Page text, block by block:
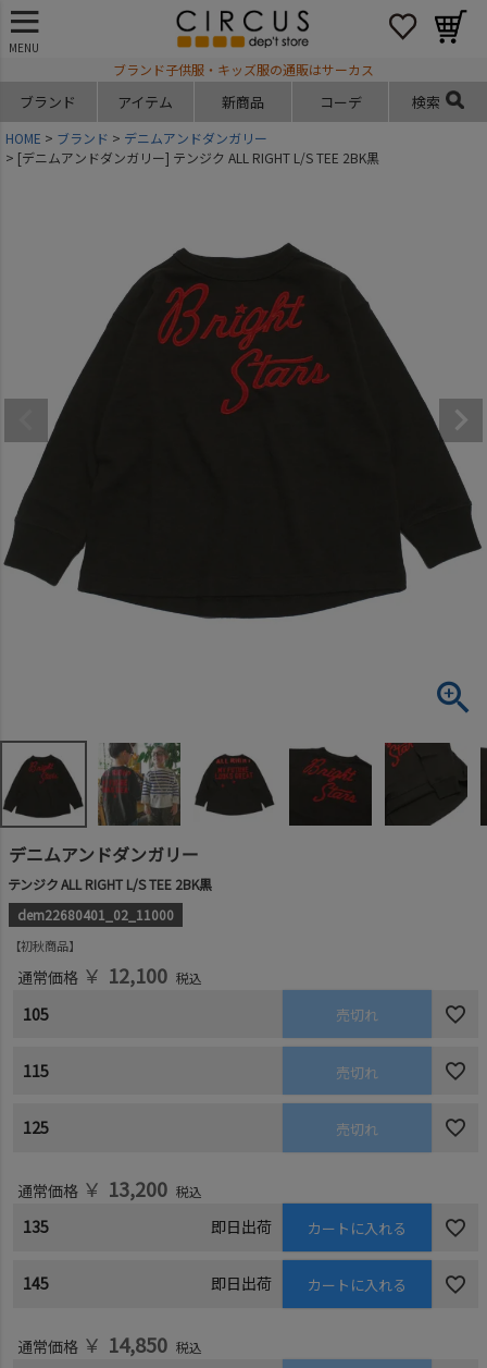
MENU
ブランド子供服・キッズ服の通販はサーカス
ブランド アイテム 新商品 コーデ 検索
HOME ブランド
デニムアンドダンガリー
[デニムアンドダンガリー] テンジク ALL RIGHT L/S TEE 2BK黒
デニムアンドダンガリー
テンジク ALL RIGHT L/S TEE 2BK黒
dem22680401_02_11000
初秋商品
通常価格 ￥ 12,100 税込
105 売切れ
115 売切れ
125 売切れ
通常価格 ￥ 13,200 税込
135 即日出荷 カートに入れる
145 即日出荷 カートに入れる
通常価格 ￥ 14,850 税込